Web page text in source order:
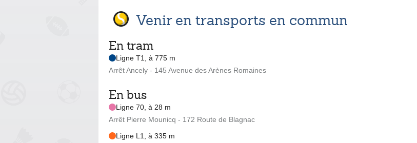
Venir en transports en commun
En tram
Ligne T1, à 775 m
Arrêt Ancely - 145 Avenue des Arènes Romaines
En bus
Ligne 70, à 28 m
Arrêt Pierre Mounicq - 172 Route de Blagnac
Ligne L1, à 335 m